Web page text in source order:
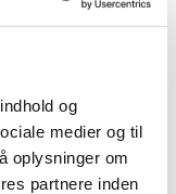
og
medier og til
oplysninger om
partnere inden